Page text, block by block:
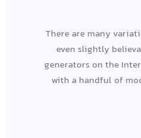
There are many
even slightly
generators on the
with a handful of